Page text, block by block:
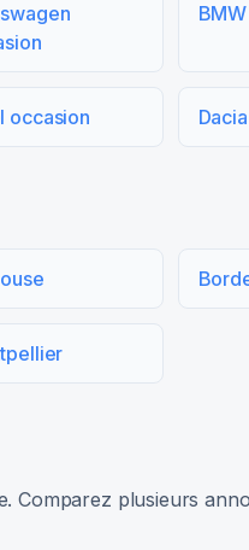
occasion
plusieurs